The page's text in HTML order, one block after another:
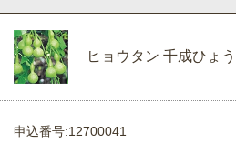
ヒョウタン 千成ひょ
申込番号:12700041